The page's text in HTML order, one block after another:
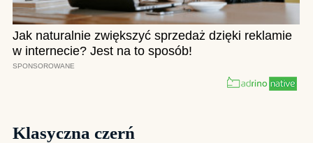
Klasyczna czerń